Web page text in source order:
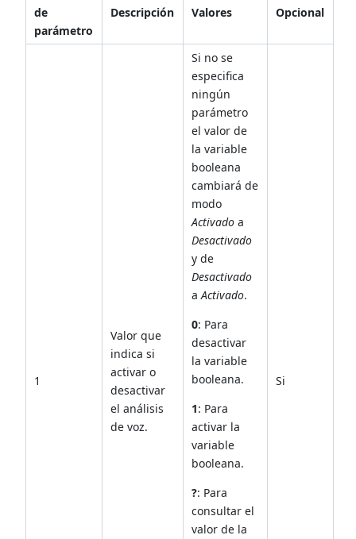
de
parámetro
Descripción Valores Opcional
1
Valor que
indica si
activar o
desactivar
el análisis
de voz.
Si no se
especifica
ningún
parámetro
el valor de
la variable
booleana
cambiará de
modo
Activado a
Desactivado
y de
Desactivado
aActivado.
0: Para
desactivar
la variable
booleana.
1: Para
activar la
variable
booleana.
?: Para
consultar el
valor de la
Si